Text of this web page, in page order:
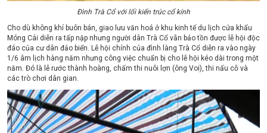
Đình Trà Cổ với lối kiến trúc cổ kính
Cho dù không khí buôn bán, giao lưu văn hoá ở khu kinh tế du lịch cửa khẩu
Móng Cái diễn ra tấp nập nhưng người dân Trà Cổ vẫn bảo tồn được lễ hội độc
đáo của cư dân đảo biển. Lễ hội chính của đình làng Trà Cổ diễn ra vào ngày
1/6 âm lịch hàng năm nhưng công việc chuẩn bị cho lễ hội kéo dài trong một
năm. Đó là lễ rước thành hoàng, chấm thi nuôi lợn (ông Voi), thi nấu cỗ và
các trò chơi dân gian.